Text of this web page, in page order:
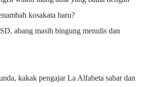
kosakata baru?
abang masih bingung menulis dan
kakak pengajar La Alfabeta sabar dan